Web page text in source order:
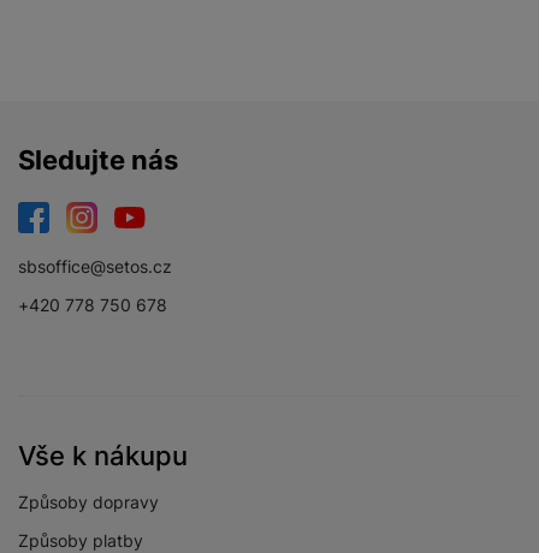
Sledujte nás
sbsoffice@setos.cz
+420 778 750 678
Vše k nákupu
Způsoby dopravy
Způsoby platby